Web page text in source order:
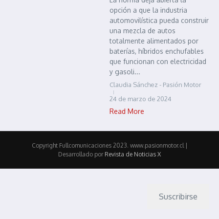
opción a que la industria
automovilística pueda construir
una mezcla de autos
totalmente alimentados por
baterías, híbridos enchufables
que funcionan con electricidad
y gasoli...
Claudia Sánchez - Pasión Motor
24 de marzo de 2024
Read More
Copyright Fullcomunicaciones 2023. www.pasionmotor.cl |
Desarrollado por Revista de Noticias X
Suscribirse